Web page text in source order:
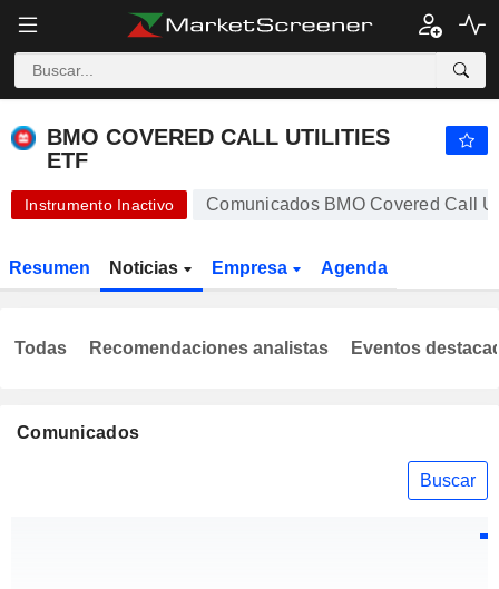
BMO COVERED CALL UTILITIES
ETF
Instrumento Inactivo Comunicados BMO Covered Call
Resumen Noticias Empresa Agenda
Comunicados
Buscar
Todas Recomendaciones analistas Eventos